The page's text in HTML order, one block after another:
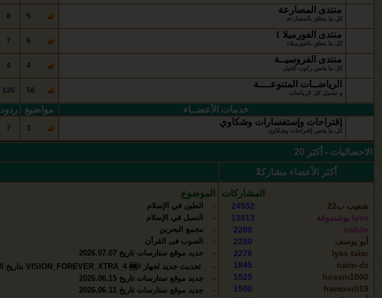
منتدى المصارعة
كل ما يتعلق بالمصارعة 5
8
منتدى الفورميلا 1
كل ما يتعلق بالفورميلا1 6
7
منتدى الفروسيــة
كل ما يخص ركوب الخيل 4
4
الرياضــات المتنوعــــة
و تشمل كل الرياضات 56
135
خدمات الأعضــاء مواضيع ردود
إقتراحات وإستفسارات وشكاوي
كل ما يخص إقتراحات وشكاوى 3
7
الاحصائيات - أكثر 20
أكثر الأعضاء مشاركةً
المشاركات
شعيب ب22
24552
lyes بوشندوقة
13813
nabile
2280
أبو يوسف
2280
lyes taiar
2276
naim-dz
1845
hosam1000
1525
hamoudi19
1500
الموضوع
- الطين في الإسلام
- السبل في الإسلام
- مجمع البحرين
- الصوب فى القرآن
-جديد موقع ستارسات تاريخ 2026.07.07
- تحديث جديد لجهاز #VISION_FOREVER_XTRA_4 🆕 بتاريخ اليوم 28-06-2026
-جديد موقع ستارسات تاريخ 2026.06.15
-جديد موقع ستارسات تاريخ 2026.06.11